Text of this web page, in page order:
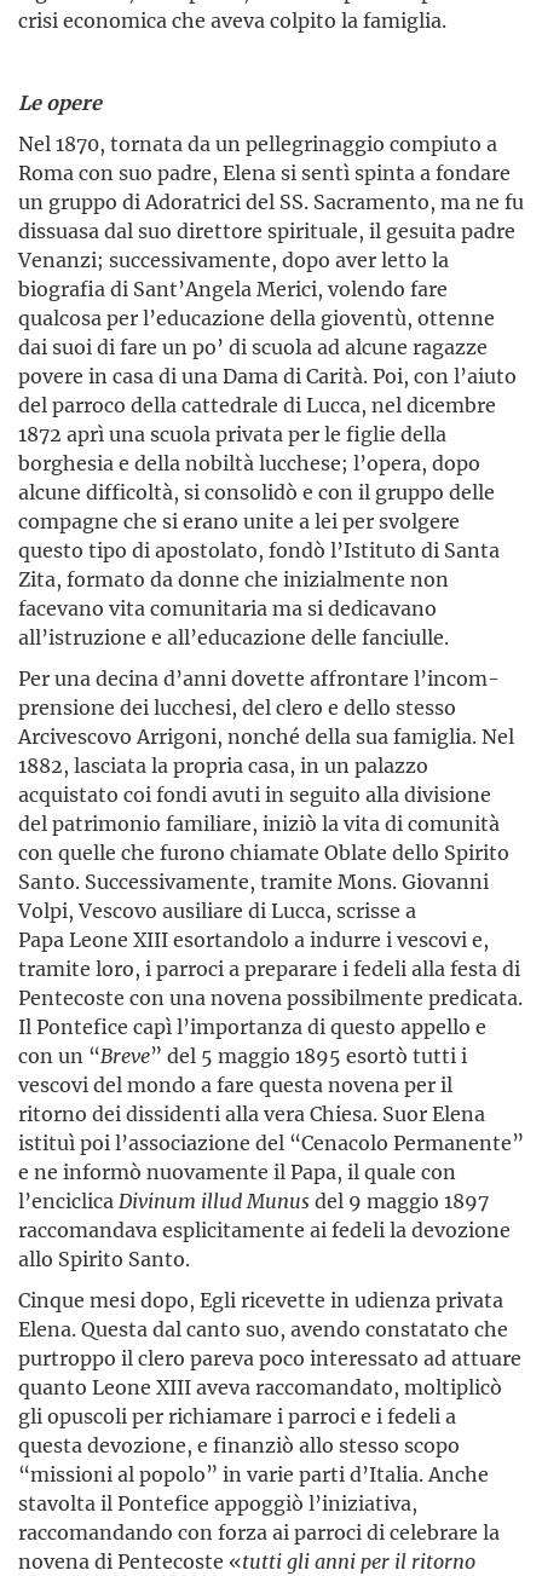
crisi economica che aveva colpito la famiglia.
Le opere
Nel 1870, tornata da un pellegrinaggio compiuto a
Roma con suo padre, Elena si sentì spinta a fondare
un gruppo di Adoratrici del SS. Sacramento, ma ne fu
dissuasa dal suo direttore spirituale, il gesuita padre
Venanzi; successivamente, dopo aver letto la
biografia di Sant’Angela Merici, volendo fare
qualcosa per l’educazione della gioventù, ottenne
dai suoi di fare un po’ di scuola ad alcune ragazze
povere in casa di una Dama di Carità. Poi, con l’aiuto
del parroco della cattedrale di Lucca, nel dicembre
1872 aprì una scuola privata per le figlie della
borghesia e della nobiltà lucchese; l’opera, dopo
alcune difficoltà, si consolidò e con il gruppo delle
compagne che si erano unite a lei per svolgere
questo tipo di apostolato, fondò l’Istituto di Santa
Zita, formato da donne che inizialmente non
facevano vita comunitaria ma si dedicavano
all’istruzione e all’edu­cazione delle fanciulle.
Per una decina d’anni dovette affrontare l’incom­
prensione dei lucchesi, del clero e dello stesso
Arcivescovo Arrigoni, nonché della sua famiglia. Nel
1882, lasciata la propria casa, in un palazzo
acquistato coi fondi avuti in seguito alla divisione
del patri­monio familiare, iniziò la vita di comunità
con quelle che furono chiamate Oblate dello Spirito
Santo. Successivamente, tramite Mons. Giovanni
Volpi, Vescovo ausiliare di Lucca, scrisse a
Papa Leone XIII esortandolo a indurre i vescovi e,
tramite loro, i parroci a preparare i fedeli alla festa di
Pentecoste con una novena possibil­mente predicata.
Il Pontefice capì l’importanza di questo appello e
con un “Breve” del 5 maggio 1895 esortò tutti i
vescovi del mondo a fare questa novena per il
ritorno dei dissidenti alla vera Chiesa. Suor Elena
istituì poi l’associazione del “Cenacolo Permanente”
e ne informò nuovamente il Papa, il quale con
l’enciclicaDivinum illud Munusdel 9 maggio 1897
raccomandava esplicitamente ai fedeli la devozione
allo Spirito Santo.
Cinque mesi dopo, Egli ricevette in udienza privata
Elena. Questa dal canto suo, avendo constatato che
purtroppo il clero pareva poco interessato ad attuare
quanto Leone XIII aveva racco­mandato, moltiplicò
gli opuscoli per richiamare i parroci e i fedeli a
questa devozione, e finanziò allo stesso scopo
“missioni al popolo” in varie parti d’Italia. Anche
stavolta il Pontefice appoggiò l’iniziativa,
raccomandando con forza ai parroci di celebrare la
novena di Pentecoste «tutti gli anni per il ritorno